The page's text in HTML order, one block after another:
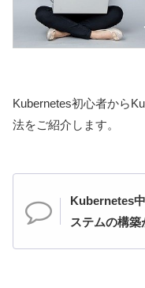
Kubernetes初心者から
法をご紹介します。
Kubernetes
ステムの構築